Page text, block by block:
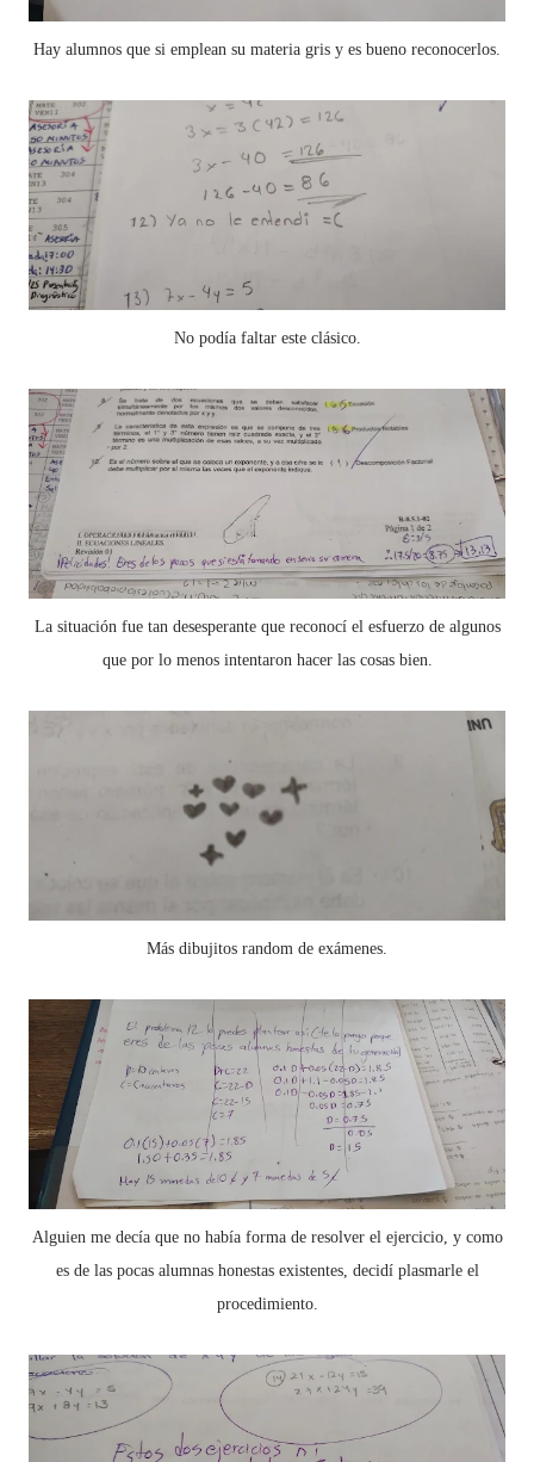
Hay alumnos que si emplean su materia gris y es bueno reconocerlos.
No podía faltar este clásico.
La situación fue tan desesperante que reconocí el esfuerzo de algunos
que por lo menos intentaron hacer las cosas bien.
Más dibujitos random de exámenes.
Alguien me decía que no había forma de resolver el ejercicio, y como
es de las pocas alumnas honestas existentes, decidí plasmarle el
procedimiento.